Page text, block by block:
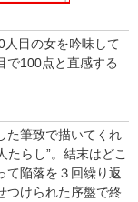
目の女を吟味して
で100点と直感する
た筆致で描いてくれ
たらし”。結末はどこ
陥落を３回繰り返
つけられた序盤で終